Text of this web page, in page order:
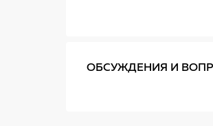
ОБСУЖДЕНИЯ И